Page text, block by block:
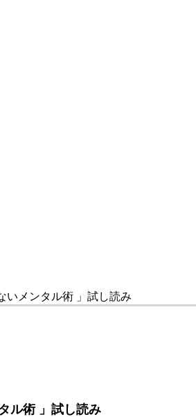
いメンタル術 」試し読み
ル術 」試し読み